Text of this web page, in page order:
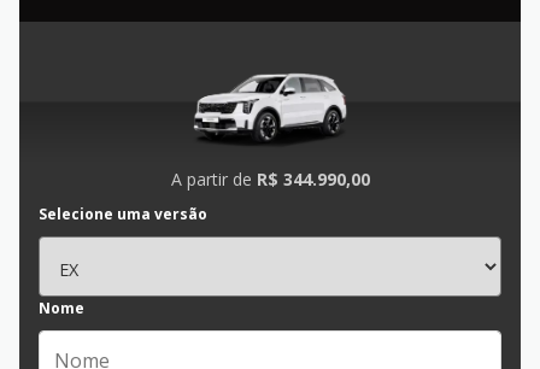
A partir de R$ 344.990,00
Selecione uma versão
Nome